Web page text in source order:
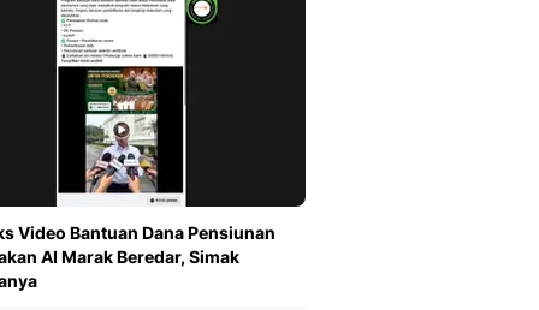
Video Bantuan Dana Pensiunan
AI Marak Beredar, Simak